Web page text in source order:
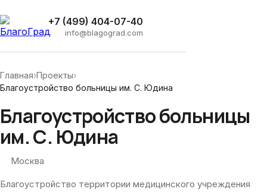
+7 (499) 404-07-40
info@blagograd.com
Главная›Проекты›
Благоустройство больницы им. С. Юдина
Благоустройство больницы
им. С. Юдина
Москва
Благоустройство территории медицинского учреждения